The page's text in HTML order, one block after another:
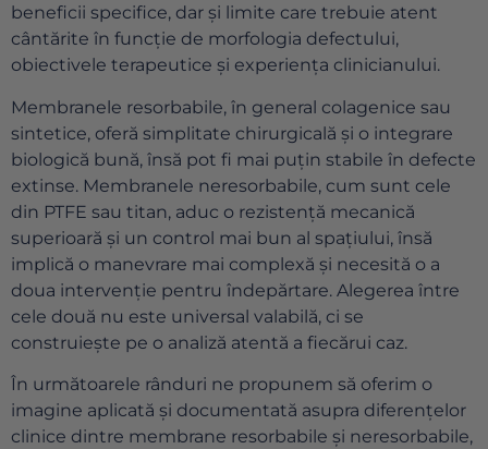
beneficii specifice, dar și limite care trebuie atent
cântărite în funcție de morfologia defectului,
obiectivele terapeutice și experiența clinicianului.
Membranele resorbabile, în general colagenice sau
sintetice, oferă simplitate chirurgicală și o integrare
biologică bună, însă pot fi mai puțin stabile în defecte
extinse. Membranele neresorbabile, cum sunt cele
din PTFE sau titan, aduc o rezistență mecanică
superioară și un control mai bun al spațiului, însă
implică o manevrare mai complexă și necesită o a
doua intervenție pentru îndepărtare. Alegerea între
cele două nu este universal valabilă, ci se
construiește pe o analiză atentă a fiecărui caz.
În următoarele rânduri ne propunem să oferim o
imagine aplicată și documentată asupra diferențelor
clinice dintre membrane resorbabile și neresorbabile,